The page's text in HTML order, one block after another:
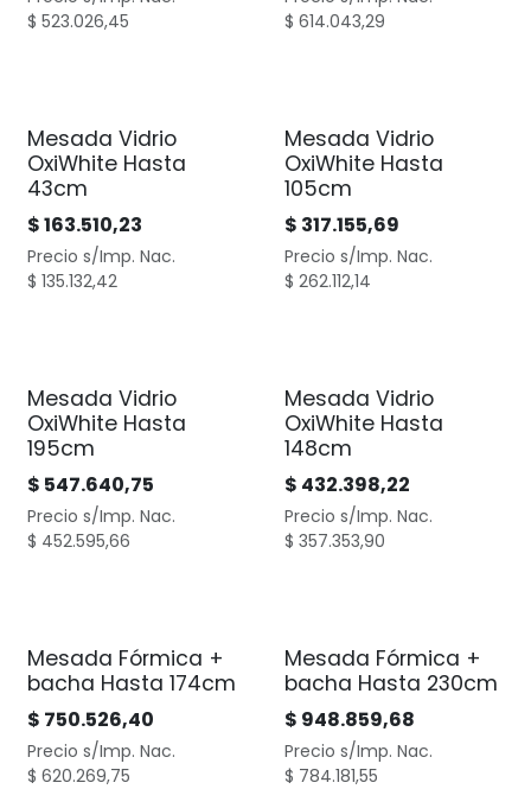
$ 523.026,45
$ 614.043,29
Mesada Vidrio
OxiWhite Hasta
43cm
$163.510,23
Precio s/Imp. Nac.
$ 135.132,42
Mesada Vidrio
OxiWhite Hasta
105cm
$ 317.155,69
Precio s/Imp. Nac.
$ 262.112,14
Mesada Vidrio
OxiWhite Hasta
195cm
$ 547.640,75
Precio s/Imp. Nac.
$ 452.595,66
Mesada Vidrio
OxiWhite Hasta
148cm
$ 432.398,22
Precio s/Imp. Nac.
$ 357.353,90
Mesada Fórmica +
bacha Hasta 174cm
$ 750.526,40
Precio s/Imp. Nac.
$ 620.269,75
Mesada Fórmica +
bacha Hasta 230cm
$ 948.859,68
Precio s/Imp. Nac.
$ 784.181,55